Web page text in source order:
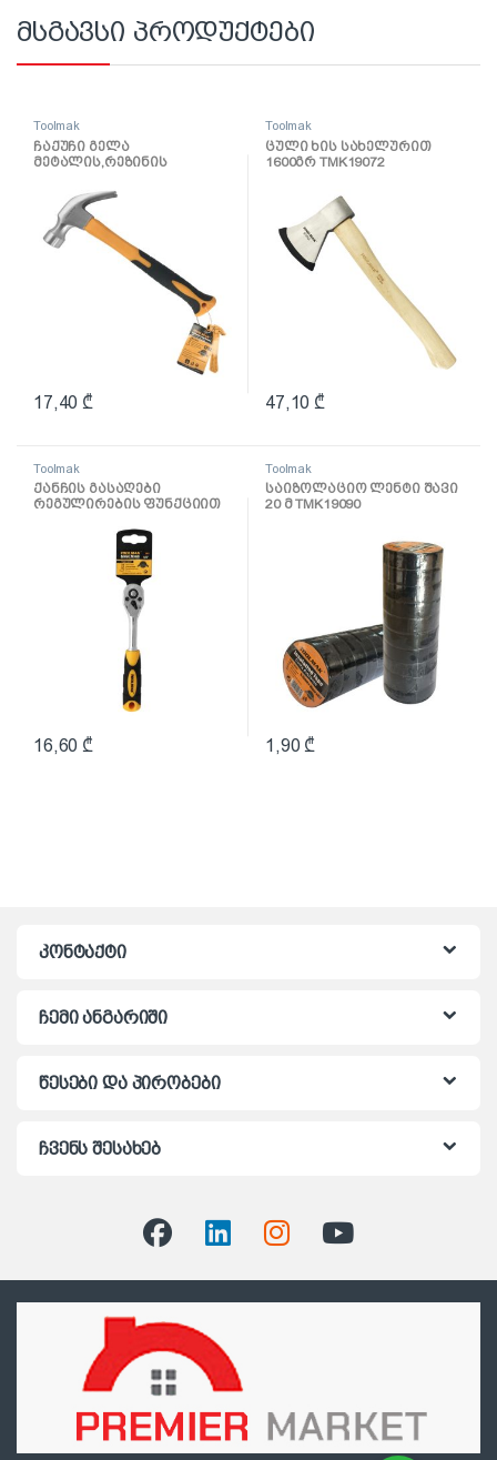
მსგავსი პროდუქტები
Toolmak
ჩაქუჩი გელა
მეტალის,რეზინის
17,40 ₾
Toolmak
ცული ხის სახელურით
1600გრ TMK19072
47,10 ₾
Toolmak
ქანჩის გასაღები
რეგულირების ფუნქციით
16,60 ₾
Toolmak
საიზოლაციო ლენტი შავი
20 მ TMK19090
1,90 ₾
კონტაქტი
ჩემი ანგარიში
წესები და პირობები
ჩვენს შესახებ